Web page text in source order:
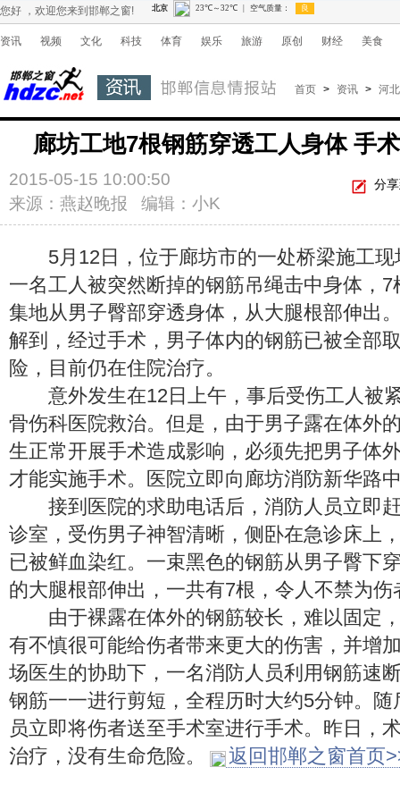
您好 ，欢迎您来到邯郸之窗!
资讯 视频 文化 科技 体育 娱乐 旅游 原创 财经 美食
首页 > 资讯 > 河北
廊坊工地7根钢筋穿透工人身体 手
分
2015-05-15 10:00:50
来源：燕赵晚报 编辑：小K
5月12日，位于廊坊市的一处桥梁施工现
一名工人被突然断掉的钢筋吊绳击中身体，
集地从男子臀部穿透身体，从大腿根部伸出
解到，经过手术，男子体内的钢筋已被全部
险，目前仍在住院治疗。
意外发生在12日上午，事后受伤工人被
骨伤科医院救治。但是，由于男子露在体外
生正常开展手术造成影响，必须先把男子体
才能实施手术。医院立即向廊坊消防新华路
接到医院的求助电话后，消防人员立即
诊室，受伤男子神智清晰，侧卧在急诊床上
已被鲜血染红。一束黑色的钢筋从男子臀下
的大腿根部伸出，一共有7根，令人不禁为伤
由于裸露在体外的钢筋较长，难以固定
有不慎很可能给伤者带来更大的伤害，并增
场医生的协助下，一名消防人员利用钢筋速
钢筋一一进行剪短，全程历时大约5分钟。
员立即将伤者送至手术室进行手术。昨日，
治疗，没有生命危险。
返回邯郸之窗首页